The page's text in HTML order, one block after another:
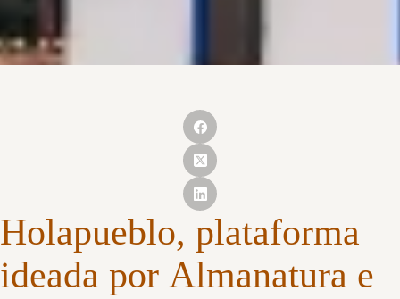
Holapueblo, plataforma
ideada por Almanatura e